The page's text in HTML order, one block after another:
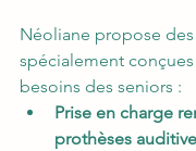
Néoliane propose
spécialement
besoins des seniors :
Prise en charge
prothèses